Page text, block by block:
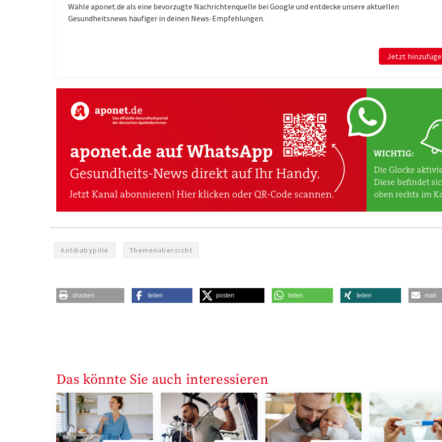
Wähle aponet.de als eine bevorzugte Nachrichtenquelle bei Google und entdecke unsere aktuellen
Gesundheitsnews häufiger in deinen News-Empfehlungen.
Jetzt
Antibabypille Themenübersicht
drucken teilen posten teilen teilen mail
Das könnte Sie auch interessieren